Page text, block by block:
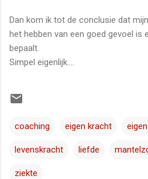
Dan kom ik tot de conclusie dat
het hebben van een goed gevoel is
bepaalt.
Simpel eigenlijk....
coaching eigen kracht
levenskracht liefde
ziekte